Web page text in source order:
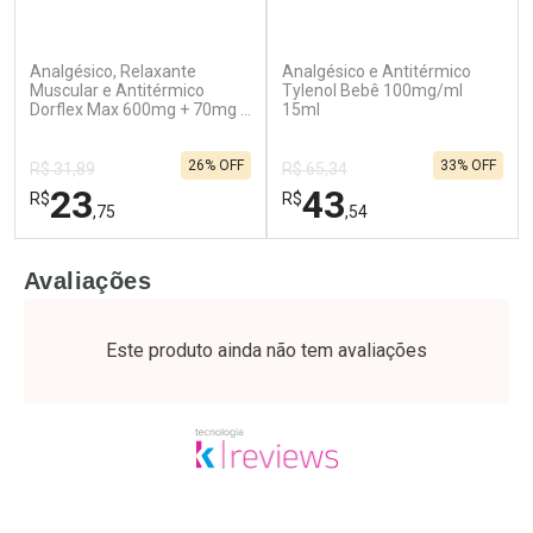
Ativar Desconto
Por R$ 39,99/cada
Comprar sem Desconto
Ativar Desconto
Por R$ 15,19/cada
Comprar sem Desconto
Analgésico, Relaxante
Muscular e Antitérmico
Dorflex Max 600mg + 70mg +
R$ 31,89
R$23,75
26% OFF
Laboratório
Por Menos
Analgésico e Antitérmico
Tylenol Bebê 100mg/ml
15ml
R$ 65,34
R$43,54
33% OFF
Laboratório
Por Menos
Avaliações
Este produto ainda não tem avaliações